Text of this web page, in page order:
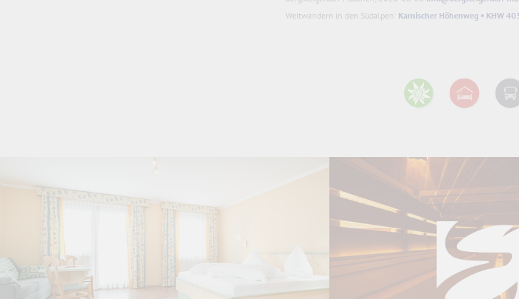
Weitwandern in den Südalpen: Karnischer Höhenweg • KHW